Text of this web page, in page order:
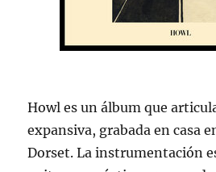
Howl es un álbum que
expansiva, grabada en casa
Dorset. La instrumentación